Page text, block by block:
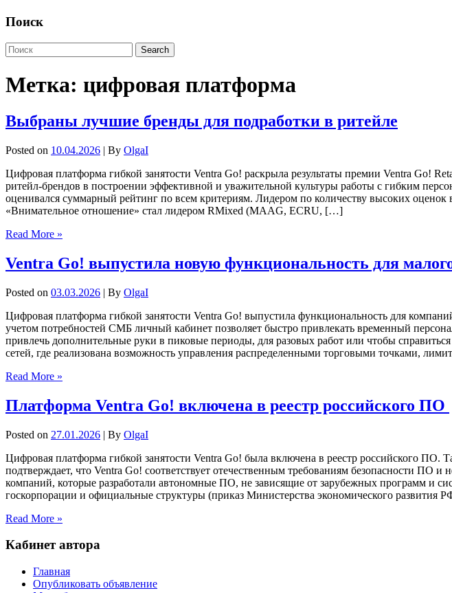
Поиск
Метка: цифровая платформа
Выбраны лучшие бренды для подработки в ритейле
Posted on 10.04.2026 | By OlgaI
Цифровая платформа гибкой занятости Ventra Go! раскрыла результаты премии Ventra Go!
ритейл-брендов в построении эффективной и уважительной культуры работы с гибким
оценивался суммарный рейтинг по всем критериям. Лидером по количеству высоких
«Внимательное отношение» стал лидером RMixed (MAAG, ECRU, […]
Read More »
Ventra Go! выпустила новую функциональность для малого
Posted on 03.03.2026 | By OlgaI
Цифровая платформа гибкой занятости Ventra Go! выпустила функциональность для
учетом потребностей СМБ личный кабинет позволяет быстро привлекать временный
привлечь дополнительные руки в пиковые периоды, для разовых работ или чтобы
сетей, где реализована возможность управления распределенными торговыми точками,
Read More »
Платформа Ventra Go! включена в реестр российского ПО
Posted on 27.01.2026 | By OlgaI
Цифровая платформа гибкой занятости Ventra Go! была включена в реестр российского
подтверждает, что Ventra Go! соответствует отечественным требованиям безопасности ПО
компаний, которые разработали автономные ПО, не зависящие от зарубежных программ и
госкорпорации и официальные структуры (приказ Министерства экономического развития
Read More »
Кабинет автора
Главная
Опубликовать объявление